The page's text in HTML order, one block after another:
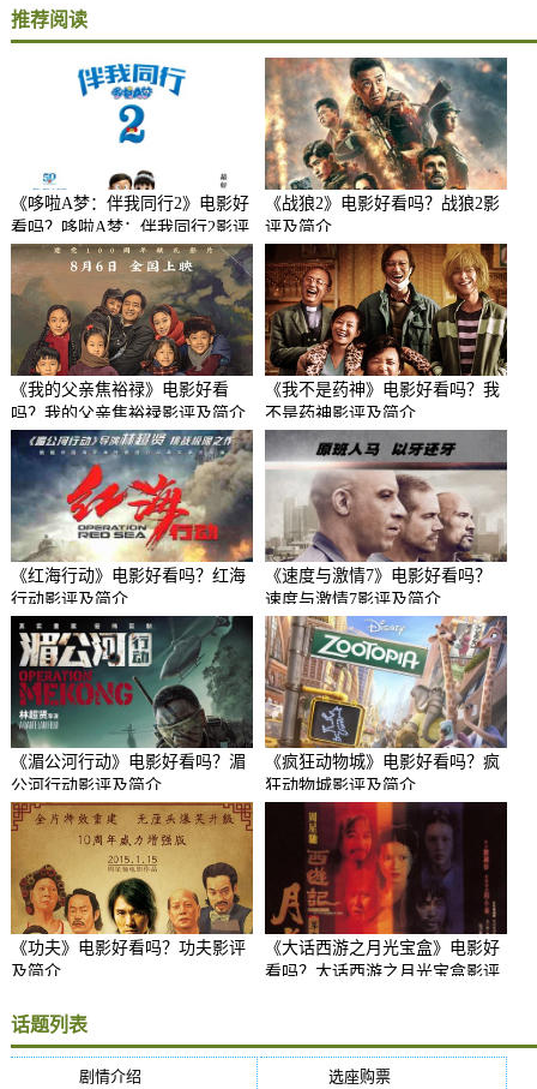
推荐阅读
《哆啦A梦：伴我同行2》电影好
看吗？哆啦A梦：伴我同行2影评
及简介
《战狼2》电影好看吗？战狼2影
评及简介
《我的父亲焦裕禄》电影好看
吗？我的父亲焦裕禄影评及简介
《我不是药神》电影好看吗？我
不是药神影评及简介
《红海行动》电影好看吗？红海
行动影评及简介
《速度与激情7》电影好看吗？
速度与激情7影评及简介
《湄公河行动》电影好看吗？湄
公河行动影评及简介
《疯狂动物城》电影好看吗？疯
狂动物城影评及简介
《功夫》电影好看吗？功夫影评
及简介
《大话西游之月光宝盒》电影好
看吗？大话西游之月光宝盒影评
话题列表
剧情介绍 选座购票(5384)